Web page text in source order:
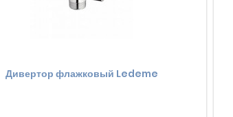
Дивертор флажковый Ledeme